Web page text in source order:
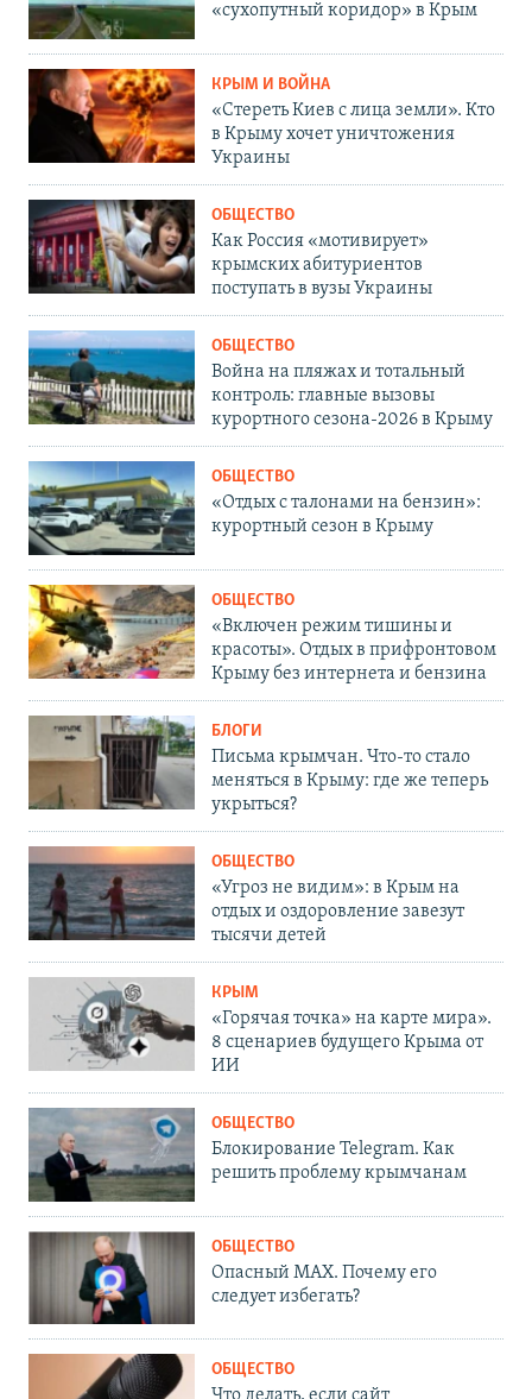
«сухопутный коридор» в Крым
КРЫМ И ВОЙНА
«Стереть Киев с лица земли». Кто
в Крыму хочет уничтожения
Украины
ОБЩЕСТВО
Как Россия «мотивирует»
крымских абитуриентов
поступать в вузы Украины
ОБЩЕСТВО
Война на пляжах и тотальный
контроль: главные вызовы
курортного сезона-2026 в Крыму
ОБЩЕСТВО
«Отдых с талонами на бензин»:
курортный сезон в Крыму
ОБЩЕСТВО
«Включен режим тишины и
красоты». Отдых в прифронтовом
Крыму без интернета и бензина
БЛОГИ
Письма крымчан. Что-то стало
меняться в Крыму: где же теперь
укрыться?
ОБЩЕСТВО
«Угроз не видим»: в Крым на
отдых и оздоровление завезут
тысячи детей
КРЫМ
«Горячая точка» на карте мира».
8 сценариев будущего Крыма от
ИИ
ОБЩЕСТВО
Блокирование Telegram. Как
решить проблему крымчанам
ОБЩЕСТВО
Опасный MAX. Почему его
следует избегать?
ОБЩЕСТВО